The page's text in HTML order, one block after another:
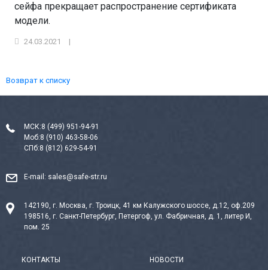
сейфа прекращает распространение сертификата
модели.
24.03.2021 |
Возврат к списку
МСК:8 (499) 951-94-91
Моб:8 (910) 463-58-06
СПб:8 (812) 629-54-91
E-mail: sales@safe-str.ru
142190, г. Москва, г. Троицк, 41 км Калужского шоссе, д.12, оф.209
198516, г. Санкт-Петербург, Петергоф, ул. Фабричная, д. 1, литер И,
пом. 25
КОНТАКТЫ НОВОСТИ